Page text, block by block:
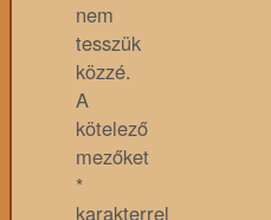
nem
tesszük
közzé.
A
kötelező
mezőket
*
karakterrel